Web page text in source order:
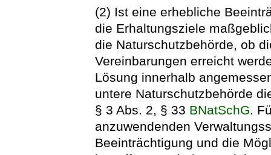
(2) Ist eine erhebliche
die Erhaltungsziele
die Naturschutzbehörde, ob
Vereinbarungen erreicht
Lösung innerhalb
untere Naturschutzbehörde
§ 3 Abs. 2, § 33 BNatSchG.
anzuwendenden
Beeinträchtigung und die